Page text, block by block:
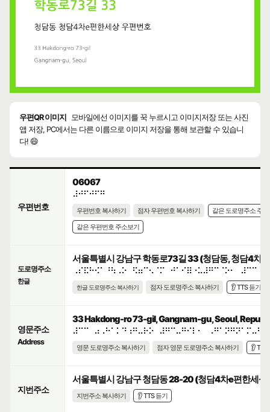
우편QR 이미지
모바일에선 이미지를 꾹 누르시고 이미지저장 또는 사진
앱 저장, PC에서는 다른 이름으로 이미지 저장을 통해 보관할 수 있습니
다! 😄
우편번호
06067
⠼⠚⠋⠚⠋⠛
우편번호 복사하기 점자 우편번호 복사하기
같은 도로명주소 주
같은 우편번호 주소보기
도로명주소
한글
서울특별시 강남구 학동로73길 33 (청담동, 청담4차e
⠠⠎⠯⠓⠪⠁⠘⠳⠠⠕⠀⠫⠶⠉⠢⠈⠍⠀⠚⠁⠊⠿⠐⠥⠼⠛⠉⠈⠕⠂⠀⠼⠉⠉
한글 도로명주소 복사하기 점자 도로명주소 복사하기 👂 TTS 듣기
영문주소
Address
33 Hakdong-ro 73-gil, Gangnam-gu, Seoul,
영문 도로명주소 복사하기 점자 영문 도로명주소 복사하기 👂 TTS
지번주소
서울특별시 강남구 청담동 28-20 (청담4차e편한세상)
지번주소 복사하기 👂 TTS 듣기